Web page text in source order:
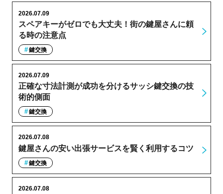
スペアキーがゼロでも大丈夫！街の鍵屋さんに頼
る時の注意点
2026.07.09
鍵交換
正確な寸法計測が成功を分けるサッシ鍵交換の技
術的側面
2026.07.09
鍵交換
鍵屋さんの安い出張サービスを賢く利用するコツ
2026.07.08
鍵交換
2026.07.08